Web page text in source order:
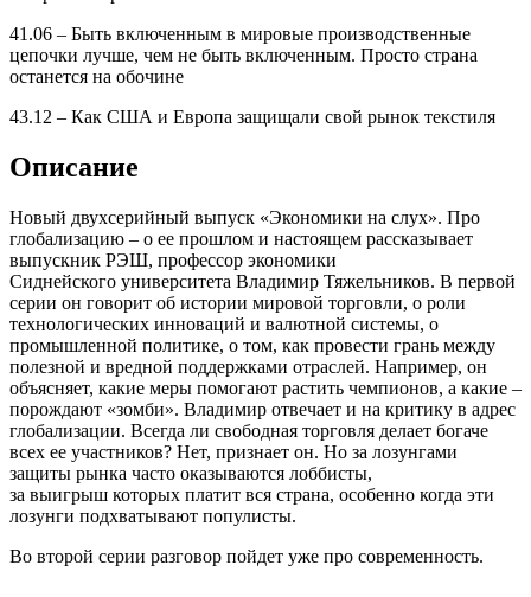
41.06 – Быть включенным в мировые производственные
цепочки лучше, чем не быть включенным. Просто страна
останется на обочине
43.12 – Как США и Европа защищали свой рынок текстиля
Описание
Новый двухсерийный выпуск «Экономики на слух». Про
глобализацию – о ее прошлом и настоящем рассказывает
выпускник РЭШ, профессор экономики
Сиднейского университета Владимир Тяжельников. В первой
серии он говорит об истории мировой торговли, о роли
технологических инноваций и валютной системы, о
промышленной политике, о том, как провести грань между
полезной и вредной поддержками отраслей. Например, он
объясняет, какие меры помогают растить чемпионов, а какие –
порождают «зомби». Владимир отвечает и на критику в адрес
глобализации. Всегда ли свободная торговля делает богаче
всех ее участников? Нет, признает он. Но за лозунгами
защиты рынка часто оказываются лоббисты,
за выигрыш которых платит вся страна, особенно когда эти
лозунги подхватывают популисты.
Во второй серии разговор пойдет уже про современность.